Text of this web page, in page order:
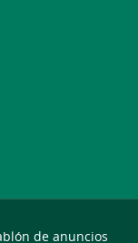
de anuncios